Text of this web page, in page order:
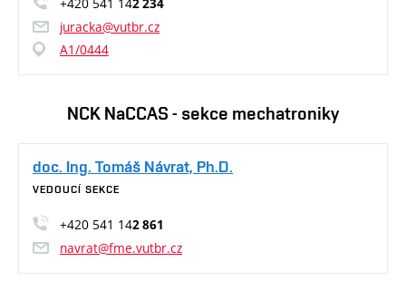
+420 541 142 234
juracka@vutbr.cz
A1/0444
NCK NaCCAS - sekce mechatroniky
doc. Ing. Tomáš Návrat, Ph.D.
VEDOUCÍ SEKCE
+420 541 142 861
navrat@fme.vutbr.cz